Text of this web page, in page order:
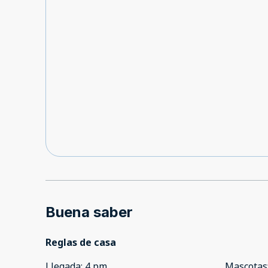
Buena saber
Reglas de casa